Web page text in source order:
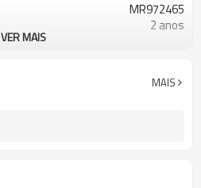
MR972465
2 anos
VER MAIS
MAIS